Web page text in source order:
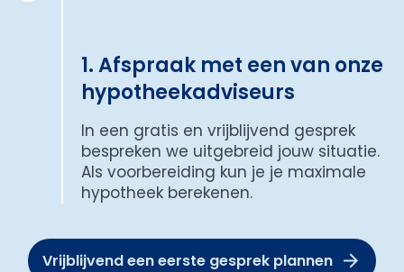
1. Afspraak met een van onze
hypotheekadviseurs
In een gratis en vrijblijvend gesprek
bespreken we uitgebreid jouw situatie.
Als voorbereiding kun je je maximale
hypotheek berekenen.
Vrijblijvend een eerste gesprek plannen